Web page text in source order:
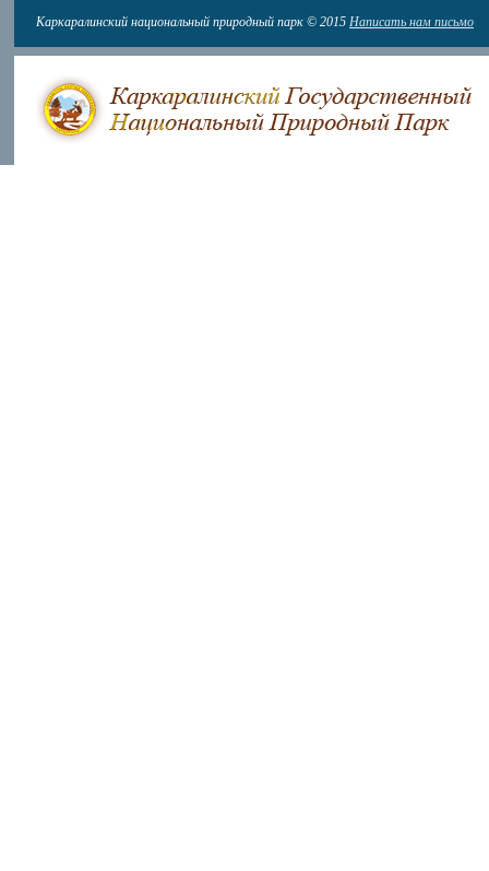
Каркаралинский национальный природный парк © 2015 Написать нам письмо